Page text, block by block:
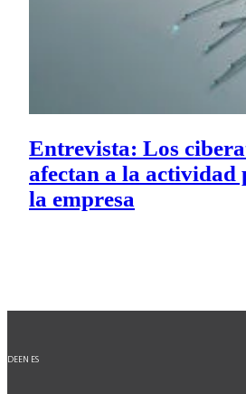
Entrevista: Los
afectan a la actividad
la empresa
DEEN ES